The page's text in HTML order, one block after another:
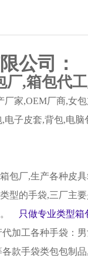
公司：
厂,箱包代
家,OEM厂商,女
子皮套,背包,电
厂,生产各种皮
型的手袋,三厂主
只做专业类型箱
加工各种手袋：
款手袋类包包制